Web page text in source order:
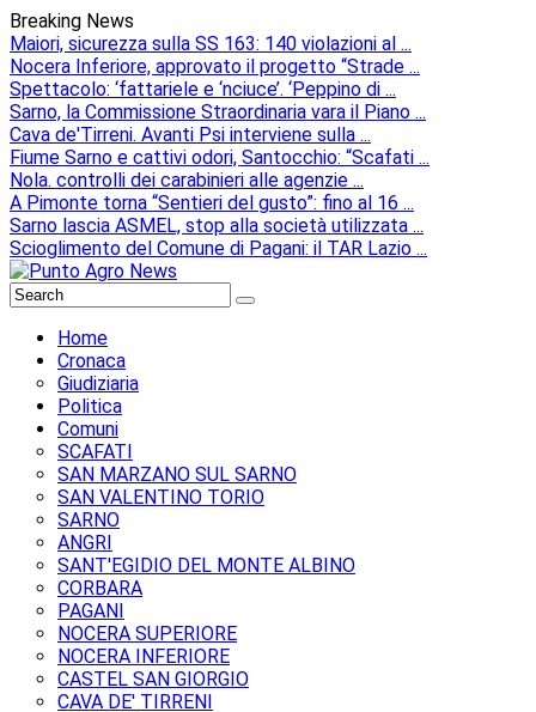
Breaking News
Maiori, sicurezza sulla SS 163: 140 violazioni al ...
Nocera Inferiore, approvato il progetto “Strade ...
Spettacolo: ‘fattariele e ‘nciuce’. ‘Peppino di ...
Sarno, la Commissione Straordinaria vara il Piano ...
Cava de'Tirreni. Avanti Psi interviene sulla ...
Fiume Sarno e cattivi odori, Santocchio: “Scafati ...
Nola. controlli dei carabinieri alle agenzie ...
A Pimonte torna “Sentieri del gusto”: fino al 16 ...
Sarno lascia ASMEL, stop alla società utilizzata ...
Scioglimento del Comune di Pagani: il TAR Lazio ...
Home
Cronaca
Giudiziaria
Politica
Comuni
SCAFATI
SAN MARZANO SUL SARNO
SAN VALENTINO TORIO
SARNO
ANGRI
SANT'EGIDIO DEL MONTE ALBINO
CORBARA
PAGANI
NOCERA SUPERIORE
NOCERA INFERIORE
CASTEL SAN GIORGIO
CAVA DE' TIRRENI